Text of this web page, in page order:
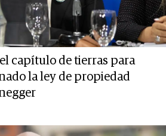
capítulo de tierras para
la ley de propiedad